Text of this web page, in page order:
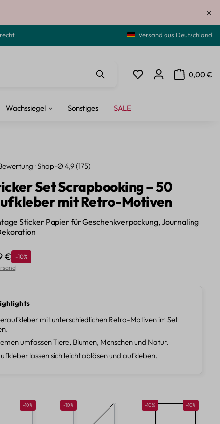
Versand aus Deutschland
Du hast 0 Produkte auf
0,00 €
Warenkorb
Wachssiegel Sonstiges SALE
· Shop-Ø 4,9 (175)
Set Scrapbooking – 50
mit Retro-Motiven
Sticker Papier für Geschenkverpackung, Journaling
Preis:
€ Rabatt
-10%
mit unterschiedlichen Retro-Motiven im Set
umfassen Tiere, Blumen, Menschen und Natur.
lassen sich leicht ablösen und aufkleben.
Rabatt 10%
-10% Rabatt 10%
-10% Rabatt 10%
-10% Rabatt 10%
-10%